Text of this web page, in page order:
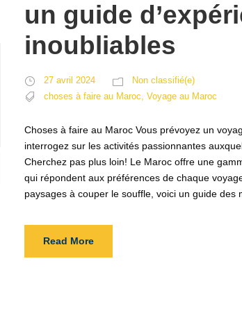
un guide
inoubliables
27 avril 2024
Non classifié(e)
choses à faire au Maroc, Voyage au Maroc
Choses à faire au Maroc Vous prévoyez un
interrogez sur les activités passionnantes
Cherchez pas plus loin! Le Maroc offre une
qui répondent aux préférences de chaque
paysages à couper le souffle, voici un guide des
Read More